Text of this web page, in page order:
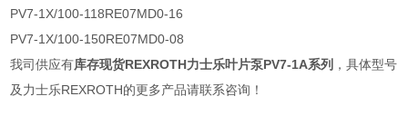
PV7-1X/100-118RE07MD0-16
PV7-1X/100-150RE07MD0-08
我司供应有库存现货REXROTH力士乐叶片泵PV7-1A系列 ，具体型号
及力士乐REXROTH的更多产品请联系咨询！